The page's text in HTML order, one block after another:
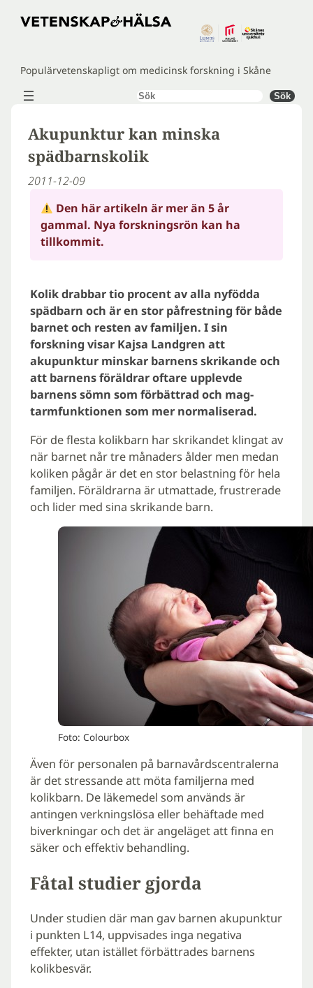
Hoppa
Populärvetenskapligt om medicinsk forskning i Skåne
Sök Sök
Akupunktur kan minska
spädbarnskolik
2011-12-09
Den här artikeln är mer än 5 år
gammal. Nya forskningsrön kan ha
tillkommit.
Kolik drabbar tio procent av alla nyfödda
spädbarn och är en stor påfrestning för både
barnet och resten av familjen. I sin
forskning visar Kajsa Landgren att
akupunktur minskar barnens skrikande och
att barnens föräldrar oftare upplevde
barnens sömn som förbättrad och mag-
tarmfunktionen som mer normaliserad.
För de flesta kolikbarn har skrikandet klingat av
när barnet når tre månaders ålder men medan
koliken pågår är det en stor belastning för hela
familjen. Föräldrarna är utmattade, frustrerade
och lider med sina skrikande barn.
Foto: Colourbox
Även för personalen på barnavårdscentralerna
är det stressande att möta familjerna med
kolikbarn. De läkemedel som används är
antingen verkningslösa eller behäftade med
biverkningar och det är angeläget att finna en
säker och effektiv behandling.
Fåtal studier gjorda
Under studien där man gav barnen akupunktur
i punkten L14, uppvisades inga negativa
effekter, utan istället förbättrades barnens
kolikbesvär.